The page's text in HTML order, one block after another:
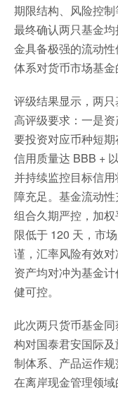
期限结构、风险控
最终确认两只基金
金具备极强的流动
体系对货币市场基金
评级结果显示，两
高评级要求：一是
要投资对应币种短
信用质量达 BBB +
并持续监控目标信
障充足。基金流动
组合久期严控，加
限低于 120 天，市
谨，汇率风险有效
资产均对冲为基金
健可控。
此次两只货币基金
构对国泰君安国际
制体系、产品运作
在离岸现金管理领